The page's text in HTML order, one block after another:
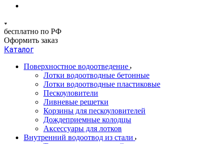
бесплатно по РФ
Оформить заказ
Каталог
Поверхностное водоотведение
Лотки водоотводные бетонные
Лотки водоотводные пластиковые
Пескоуловители
Ливневые решетки
Корзины для пескоуловителей
Дождеприемные колодцы
Аксессуары для лотков
Внутренний водоотвод из стали